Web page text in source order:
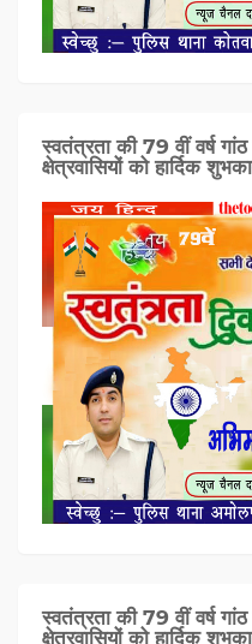
स्वतंत्रता की 79 वीं वर्ष
क्षेत्रवासियों को हार्दिक
स्वतंत्रता की 79 वीं वर्ष
क्षेत्रवासियों को हार्दिक